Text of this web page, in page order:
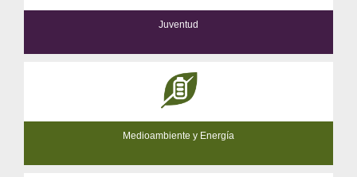
Juventud
Medioambiente y Energía